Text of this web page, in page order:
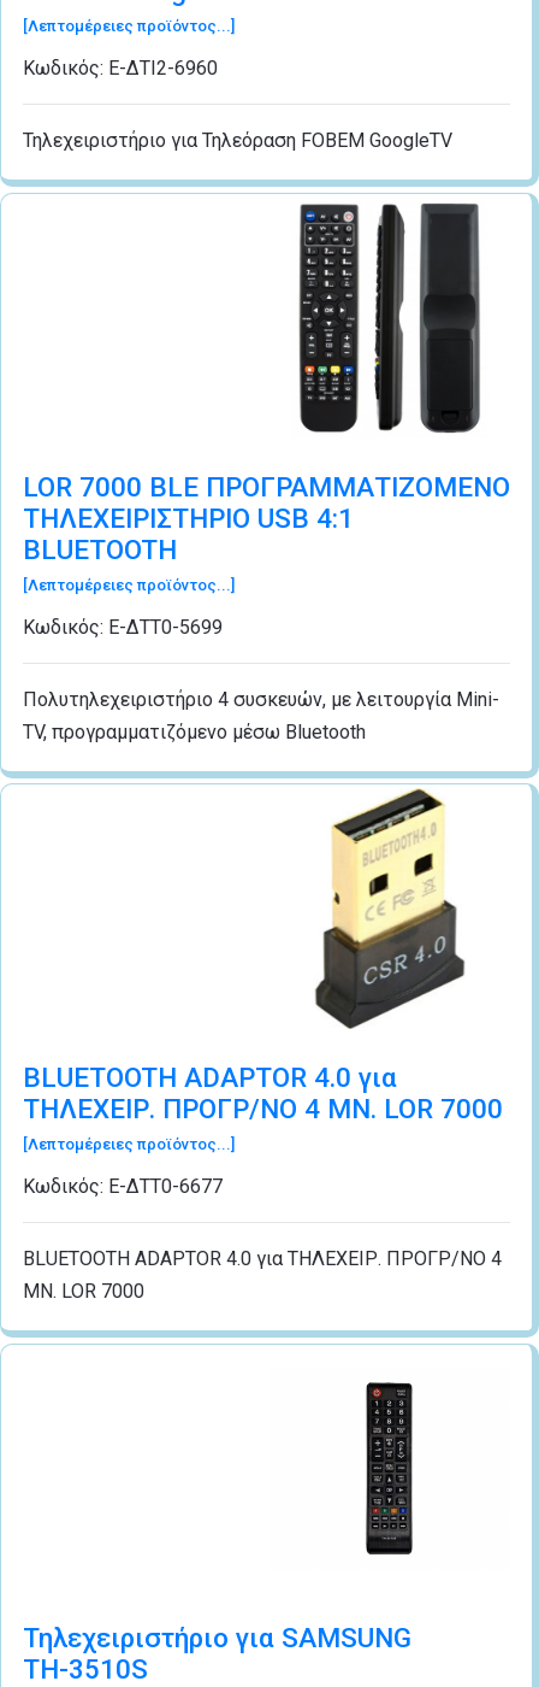
[Λεπτομέρειες προϊόντος...]
Κωδικός: Ε-ΔΤI2-6960
Τηλεχειριστήριο για Τηλεόραση FOBEM GoogleTV
LOR 7000 BLE ΠΡΟΓΡΑΜΜΑΤΙΖΟΜΕΝΟ
ΤΗΛΕΧΕΙΡΙΣΤΗΡΙΟ USB 4:1
BLUETOOTH
[Λεπτομέρειες προϊόντος...]
Κωδικός: Ε-ΔΤΤ0-5699
Πολυτηλεχειριστήριο 4 συσκευών, με λειτουργία Mini-
TV, προγραμματιζόμενο μέσω Bluetooth
BLUETOOTH ADAPTOR 4.0 για
ΤΗΛΕΧΕΙΡ. ΠΡΟΓΡ/ΝΟ 4 ΜΝ. LOR 7000
[Λεπτομέρειες προϊόντος...]
Κωδικός: Ε-ΔΤΤ0-6677
BLUETOOTH ADAPTOR 4.0 για ΤΗΛΕΧΕΙΡ. ΠΡΟΓΡ/ΝΟ 4
ΜΝ. LOR 7000
Τηλεχειριστήριο για SAMSUNG
ΤΗ-3510S